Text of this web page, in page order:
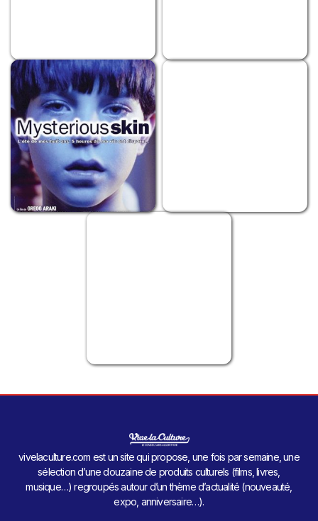
vivelaculture.com est un site qui propose, une fois par semaine, une
sélection d’une douzaine de produits culturels (films, livres,
musique…) regroupés autour d’un thème d’actualité (nouveauté,
expo, anniversaire…).